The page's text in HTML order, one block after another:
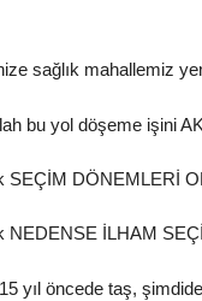
sağlık mahallemiz
bu yol döşeme işini
SEÇİM DÖNEMLERİ
NEDENSE İLHAM
yıl öncede taş,